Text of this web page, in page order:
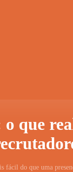
que
fácil do que uma